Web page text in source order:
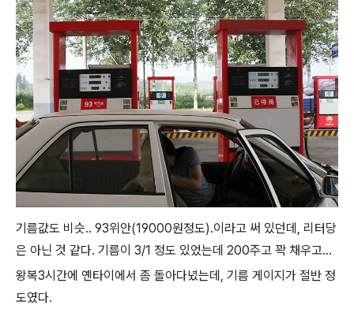
기름값도 비슷.. 93위안(19000원정도).이라고 써 있던데, 리터당
은 아닌 것 같다. 기름이 3/1 정도 있었는데 200주고 꽉 채우고...
왕복3시간에 옌타이에서 좀 돌아다녔는데, 기름 게이지가 절반 정
도였다.